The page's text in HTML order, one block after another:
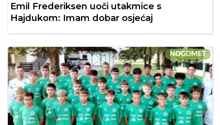
Emil Frederiksen uoči utakmice s
Hajdukom: Imam dobar osjećaj
NOGOMET